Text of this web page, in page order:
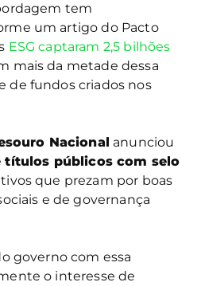
tem
um artigo do Pacto
ESG captaram 2,5 bilhões
mais da metade dessa
de fundos criados nos
Nacional anunciou
títulos públicos com selo
que prezam por boas
e de governança
governo com essa
o interesse de